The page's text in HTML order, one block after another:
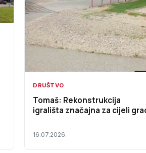
DRUŠTVO
Tomaš: Rekonstrukcija
igrališta značajna za cijeli
16.07.2026.